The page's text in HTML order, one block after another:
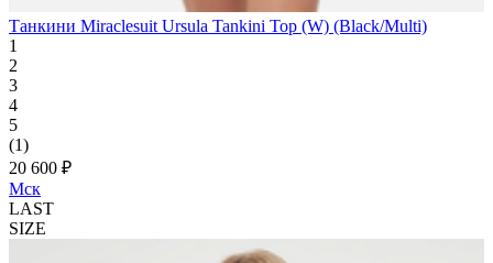
Танкини Miraclesuit Ursula Tankini Top (W) (Black/Multi)
1
2
3
4
5
(1)
20 600 ₽
Мск
LAST
SIZE